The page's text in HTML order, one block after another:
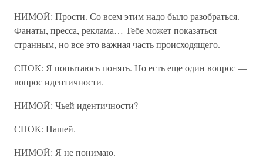
НИМОЙ: Прости. Со всем этим надо было разобраться.
Фанаты, пресса, реклама… Тебе может показаться
странным, но все это важная часть происходящего.
СПОК: Я попытаюсь понять. Но есть еще один вопрос —
вопрос идентичности.
НИМОЙ: Чьей идентичности?
СПОК: Нашей.
НИМОЙ: Я не понимаю.